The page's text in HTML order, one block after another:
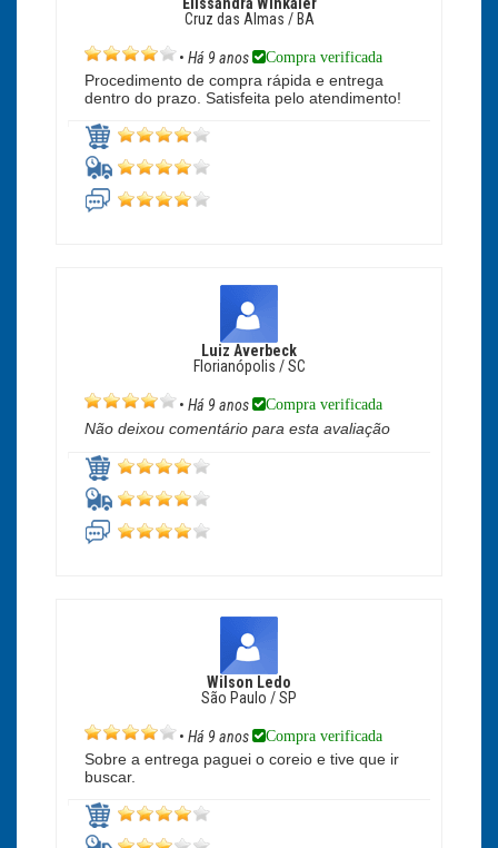
Cruz das Almas / BA
• Há 9 anos Compra verificada
Procedimento de compra rápida e entrega
dentro do prazo. Satisfeita pelo atendimento!
Luiz Averbeck
Florianópolis / SC
• Há 9 anos Compra verificada
Não deixou comentário para esta avaliação
Wilson Ledo
São Paulo / SP
• Há 9 anos Compra verificada
Sobre a entrega paguei o coreio e tive que ir
buscar.